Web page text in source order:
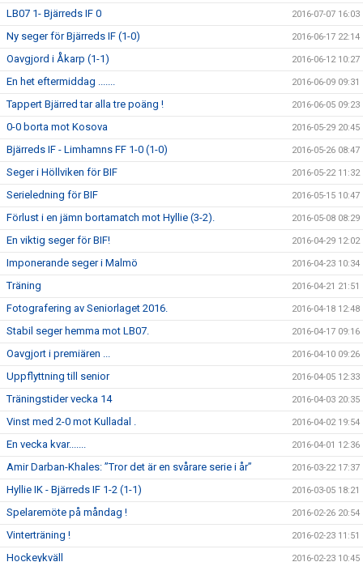
LB07 1- Bjärreds IF 0 2016-07-07 16:03
Ny seger för Bjärreds IF (1-0) 2016-06-17 22:14
Oavgjord i Åkarp (1-1) 2016-06-12 10:27
En het eftermiddag ....... 2016-06-09 09:31
Tappert Bjärred tar alla tre poäng ! 2016-06-05 09:23
0-0 borta mot Kosova 2016-05-29 20:45
Bjärreds IF - Limhamns FF 1-0 (1-0) 2016-05-26 08:47
Seger i Höllviken för BIF 2016-05-22 11:32
Serieledning för BIF 2016-05-15 10:47
Förlust i en jämn bortamatch mot Hyllie (3-2). 2016-05-08 08:29
En viktig seger för BIF! 2016-04-29 12:02
Imponerande seger i Malmö 2016-04-23 10:34
Träning 2016-04-21 21:51
Fotografering av Seniorlaget 2016. 2016-04-18 12:48
Stabil seger hemma mot LB07. 2016-04-17 09:16
Oavgjort i premiären ... 2016-04-10 09:26
Uppflyttning till senior 2016-04-05 12:33
Träningstider vecka 14 2016-04-03 20:35
Vinst med 2-0 mot Kulladal . 2016-04-02 19:54
En vecka kvar....... 2016-04-01 12:36
Amir Darban-Khales: ”Tror det är en svårare serie i år” 2016-03-22 17:37
Hyllie IK - Bjärreds IF 1-2 (1-1) 2016-03-05 18:21
Spelaremöte på måndag ! 2016-02-26 20:54
Vinterträning ! 2016-02-23 11:51
Hockeykväll 2016-02-23 10:45